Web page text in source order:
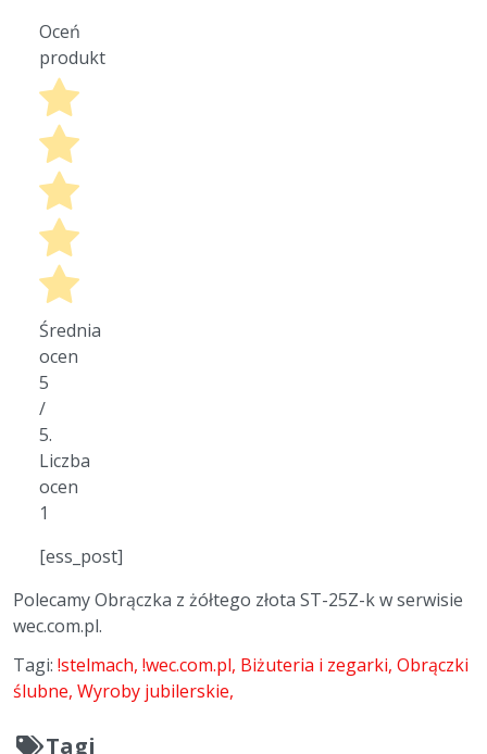
Oceń
produkt
Średnia
ocen
5
/
5.
Liczba
ocen
1
[ess_post]
Polecamy Obrączka z żółtego złota ST-25Z-k w serwisie
wec.com.pl.
Tagi: !stelmach !wec.com.pl Biżuteria i zegarki Obrączki
ślubne Wyroby jubilerskie
Tagi